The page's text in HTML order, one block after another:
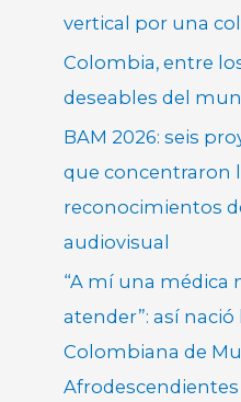
vertical por una
Colombia, entre
deseables del
BAM 2026: seis
que concentraron
reconocimientos
audiovisual
“A mí una médica
atender”: así nació
Colombiana de
Afrodescendientes